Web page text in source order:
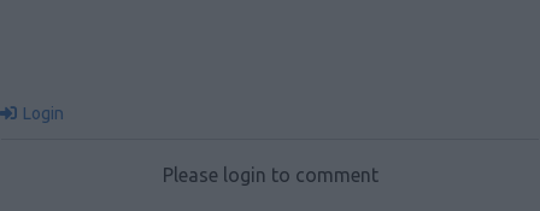
Login
Please login to comment